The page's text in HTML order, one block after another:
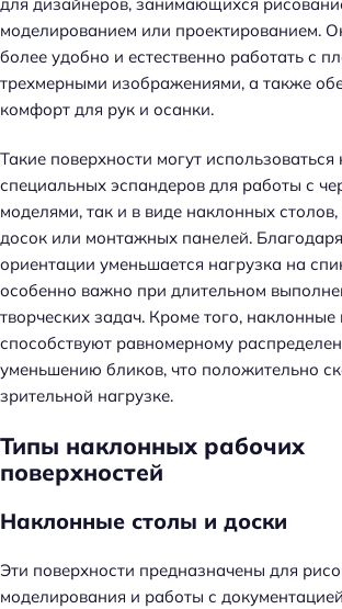
для дизайнеров, занимающихся
моделированием или проектированием.
более удобно и естественно работать с
трехмерными изображениями, а также
комфорт для рук и осанки.
Такие поверхности могут использоваться
специальных эспандеров для работы с
моделями, так и в виде наклонных
досок или монтажных панелей.
ориентации уменьшается нагрузка на
особенно важно при длительном
творческих задач. Кроме того, наклонные
способствуют равномерному
уменьшению бликов, что положительно
зрительной нагрузке.
Типы наклонных рабочих
поверхностей
Наклонные столы и доски
Эти поверхности предназначены для
моделирования и работы с